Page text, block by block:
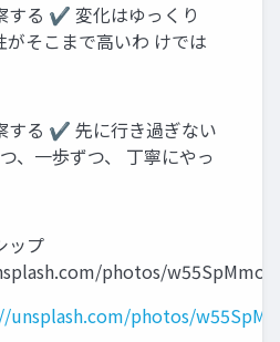
する ✔ 変化はゆっくり
がそこまで高いわ けでは
する ✔ 先に行き過ぎない
、一歩ずつ、 丁寧にやっ
ップ
photos/
unsplash.com/photos/